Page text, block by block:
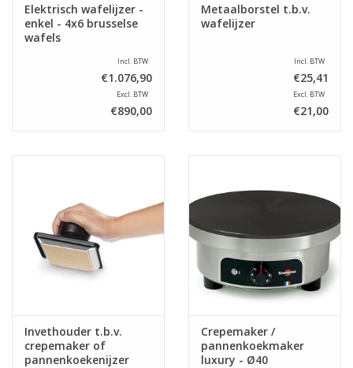
Elektrisch wafelijzer -
enkel - 4x6 brusselse
wafels
Incl. BTW
€1.076,90
Excl. BTW
€890,00
Metaalborstel t.b.v.
wafelijzer
Incl. BTW
€25,41
Excl. BTW
€21,00
Invethouder t.b.v.
crepemaker of
pannenkoekenijzer
Crepemaker /
pannenkoekmaker
luxury - Ø40